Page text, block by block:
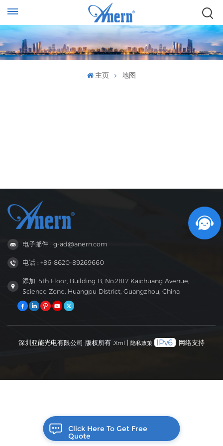
主页 地图
电子邮件 : g-ad@anern.com
电话 : +86-8620-89269660
添加 :5th Floor, Building B, No.2817 Kaichuang Avenue,
Science Zone, Huangpu District, Guangzhou, China
深圳亚能光电有限公司 版权所有 . Xml 隐私政策 网络支持
Click Here To Get Free
Quote